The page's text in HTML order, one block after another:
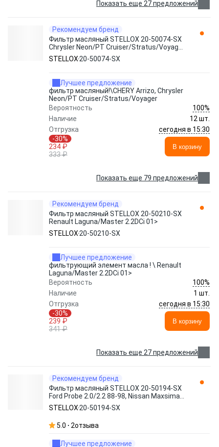
Показать еще 27 предложений
Рекомендуем бренд
Фильтр масляный STELLOX 20-50074-SX
Chrysler Neon/PT Cruiser/Stratus/Voyager
1.8-3.0 84>
STELLOX 20-50074-SX
Лучшее предложение
фильтр масляный!\CHERY Arrizo, Chrysler
Neon/PT Cruiser/Stratus/Voyager
Вероятность
100%
Наличие
12 шт.
Отгрузка
сегодня в 15:30
-30%
234 ₽
333 ₽
В корзину
Показать еще 79 предложений
Рекомендуем бренд
Фильтр масляный STELLOX 20-50210-SX
Renault Laguna/Master 2.2DCi 01>
STELLOX 20-50210-SX
Лучшее предложение
фильтрующий элемент масла ! \ Renault
Laguna/Master 2.2DCi 01>
Вероятность
100%
Наличие
1 шт.
Отгрузка
сегодня в 15:30
-30%
239 ₽
341 ₽
В корзину
Показать еще 27 предложений
Рекомендуем бренд
Фильтр масляный STELLOX 20-50194-SX
Ford Probe 2.0/2.2 88-98, Nissan Maxsima
2.0/3.0 95>
STELLOX 20-50194-SX
5.0 2отзыва
Лучшее предложение